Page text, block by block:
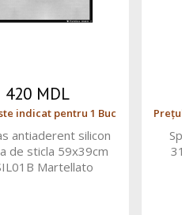
420 MDL
indicat pentru 1 Buc
antiaderent silicon
de sticla 59x39cm
Martellato